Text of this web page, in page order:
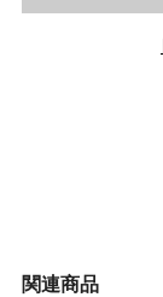
関連商品